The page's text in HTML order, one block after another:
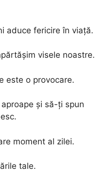
aduce fericire în viață.
visele noastre.
este o provocare.
și să-ți spun
moment al zilei.
tale.